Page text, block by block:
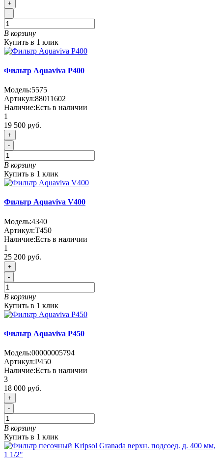
+
-
В корзину
Купить в 1 клик
Фильтр Aquaviva P400
Модель:5575
Артикул:88011602
Наличие:Есть в наличии
1
19 500 руб.
+
-
В корзину
Купить в 1 клик
Фильтр Aquaviva V400
Модель:4340
Артикул:T450
Наличие:Есть в наличии
1
25 200 руб.
+
-
В корзину
Купить в 1 клик
Фильтр Aquaviva P450
Модель:00000005794
Артикул:P450
Наличие:Есть в наличии
3
18 000 руб.
+
-
В корзину
Купить в 1 клик